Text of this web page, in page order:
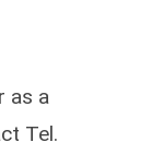
as a
Tel.